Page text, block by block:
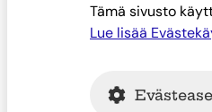
Työ ja elinkeino
Tämä sivusto
Lue lisää